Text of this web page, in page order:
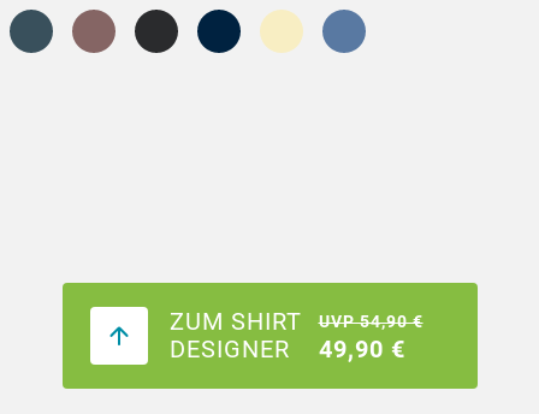
ZUM SHIRT
DESIGNER
UVP 54,90 €
49,90 €